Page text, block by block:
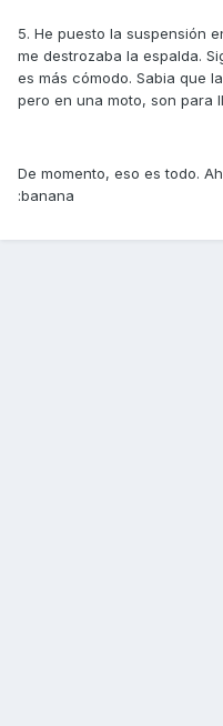
5. He puesto la suspensión
me destrozaba la espalda.
es más cómodo. Sabia que
pero en una moto, son para
De momento, eso es todo.
:banana